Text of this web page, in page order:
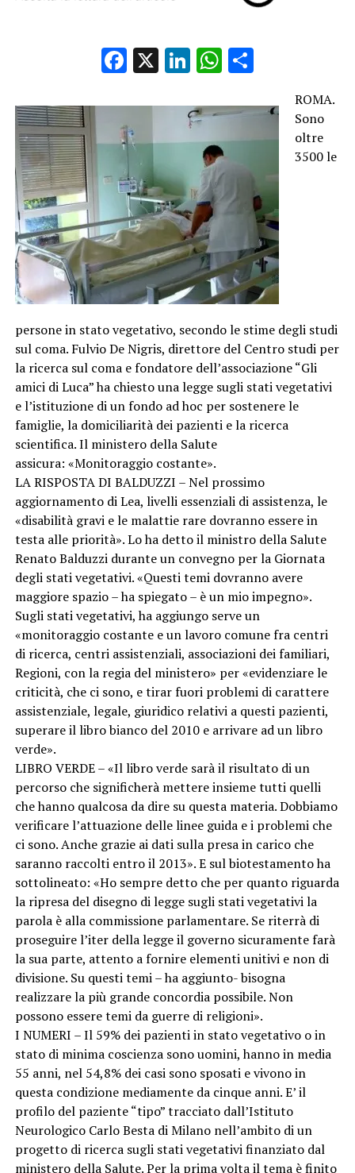
Facebook
X LinkedIn
WhatsApp
Condividi
ROMA.
Sono
oltre
3500 le
persone in stato vegetativo, secondo le stime degli studi
sul coma. Fulvio De Nigris, direttore del Centro studi per
la ricerca sul coma e fondatore dell’associazione “Gli
amici di Luca” ha chiesto una legge sugli stati vegetativi
e l’istituzione di un fondo ad hoc per sostenere le
famiglie, la domiciliarità dei pazienti e la ricerca
scientifica. Il ministero della Salute
assicura: «Monitoraggio costante».
LA RISPOSTA DI BALDUZZI – Nel prossimo
aggiornamento di Lea, livelli essenziali di assistenza, le
«disabilità gravi e le malattie rare dovranno essere in
testa alle priorità». Lo ha detto il ministro della Salute
Renato Balduzzi durante un convegno per la Giornata
degli stati vegetativi. «Questi temi dovranno avere
maggiore spazio – ha spiegato – è un mio impegno».
Sugli stati vegetativi, ha aggiungo serve un
«monitoraggio costante e un lavoro comune fra centri
di ricerca, centri assistenziali, associazioni dei familiari,
Regioni, con la regia del ministero» per «evidenziare le
criticità, che ci sono, e tirar fuori problemi di carattere
assistenziale, legale, giuridico relativi a questi pazienti,
superare il libro bianco del 2010 e arrivare ad un libro
verde».
LIBRO VERDE – «Il libro verde sarà il risultato di un
percorso che significherà mettere insieme tutti quelli
che hanno qualcosa da dire su questa materia. Dobbiamo
verificare l’attuazione delle linee guida e i problemi che
ci sono. Anche grazie ai dati sulla presa in carico che
saranno raccolti entro il 2013». E sul biotestamento ha
sottolineato: «Ho sempre detto che per quanto riguarda
la ripresa del disegno di legge sugli stati vegetativi la
parola è alla commissione parlamentare. Se riterrà di
proseguire l’iter della legge il governo sicuramente farà
la sua parte, attento a fornire elementi unitivi e non di
divisione. Su questi temi – ha aggiunto- bisogna
realizzare la più grande concordia possibile. Non
possono essere temi da guerre di religioni».
I NUMERI – Il 59% dei pazienti in stato vegetativo o in
stato di minima coscienza sono uomini, hanno in media
55 anni, nel 54,8% dei casi sono sposati e vivono in
questa condizione mediamente da cinque anni. E’ il
profilo del paziente “tipo” tracciato dall’Istituto
Neurologico Carlo Besta di Milano nell’ambito di un
progetto di ricerca sugli stati vegetativi finanziato dal
ministero della Salute. Per la prima volta il tema è finito